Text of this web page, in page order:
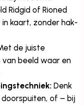
Ridgid of Rioned
kaart, zonder hak-
de juiste
beeld waar en
Denk
of – bij